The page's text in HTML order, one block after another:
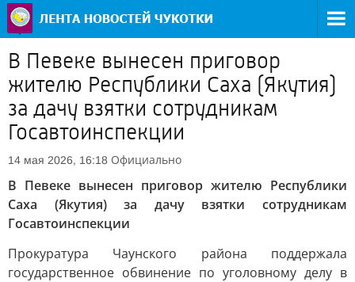
В Певеке вынесен приговор
жителю Республики Саха (Якутия)
за дачу взятки сотрудникам
Госавтоинспекции
14 мая 2026, 16:18 Официально
В Певеке вынесен приговор жителю Республики
Саха (Якутия) за дачу взятки сотрудникам
Госавтоинспекции
Прокуратура Чаунского района поддержала
государственное обвинение по уголовному делу в